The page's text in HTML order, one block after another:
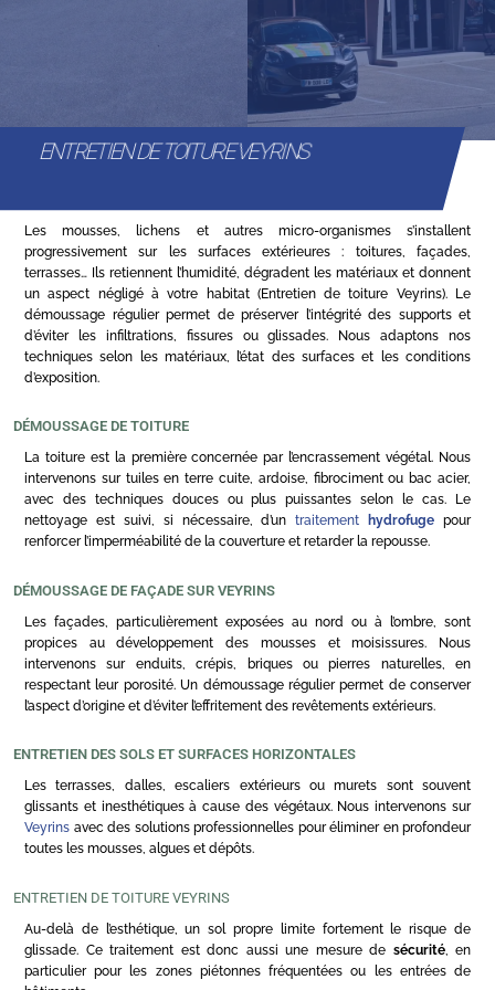
ENTRETIEN DE TOITURE VEYRINS
Les mousses, lichens et autres micro-organismes s’installent
progressivement sur les surfaces extérieures : toitures, façades,
terrasses… Ils retiennent l’humidité, dégradent les matériaux et donnent
un aspect négligé à votre habitat (Entretien de toiture Veyrins). Le
démoussage régulier permet de préserver l’intégrité des supports et
d’éviter les infiltrations, fissures ou glissades. Nous adaptons nos
techniques selon les matériaux, l’état des surfaces et les conditions
d’exposition.
DÉMOUSSAGE DE TOITURE
La toiture est la première concernée par l’encrassement végétal. Nous
intervenons sur tuiles en terre cuite, ardoise, fibrociment ou bac acier,
avec des techniques douces ou plus puissantes selon le cas. Le
nettoyage est suivi, si nécessaire, d’untraitement hydrofuge pour
renforcer l’imperméabilité de la couverture et retarder la repousse.
DÉMOUSSAGE DE FAÇADE SUR VEYRINS
Les façades, particulièrement exposées au nord ou à l’ombre, sont
propices au développement des mousses et moisissures. Nous
intervenons sur enduits, crépis, briques ou pierres naturelles, en
respectant leur porosité. Un démoussage régulier permet de conserver
l’aspect d’origine et d’éviter l’effritement des revêtements extérieurs.
ENTRETIEN DES SOLS ET SURFACES HORIZONTALES
Les terrasses, dalles, escaliers extérieurs ou murets sont souvent
glissants et inesthétiques à cause des végétaux. Nous intervenons sur
Veyrins avec des solutions professionnelles pour éliminer en profondeur
toutes les mousses, algues et dépôts.
ENTRETIEN DE TOITURE VEYRINS
Au-delà de l’esthétique, un sol propre limite fortement le risque de
glissade. Ce traitement est donc aussi une mesure de sécurité, en
particulier pour les zones piétonnes fréquentées ou les entrées de